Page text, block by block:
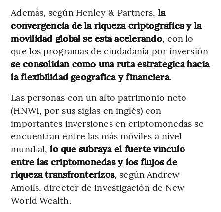
Además, según Henley & Partners, la
convergencia de la riqueza criptográfica y la
movilidad global se está acelerando, con lo
que los programas de ciudadanía por inversión
se consolidan como una ruta estratégica hacia
la flexibilidad geográfica y financiera.
Las personas con un alto patrimonio neto
(HNWI, por sus siglas en inglés) con
importantes inversiones en criptomonedas se
encuentran entre las más móviles a nivel
mundial,lo que subraya el fuerte vínculo
entre las criptomonedas y los flujos de
riqueza transfronterizos, según Andrew
Amoils, director de investigación de New
World Wealth.